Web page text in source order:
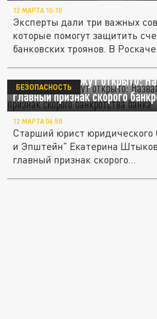
12 МАРТА 10:10
Эксперты дали три важных
которые помогут защитить
банковских троянов. В
Об этом не скажут открыто:
главный признак скорого
БЕЗОПАСНОСТЬ
12 МАРТА 06:58
Старший юрист юридического
и Эпштейн" Екатерина
главный признак скорого...